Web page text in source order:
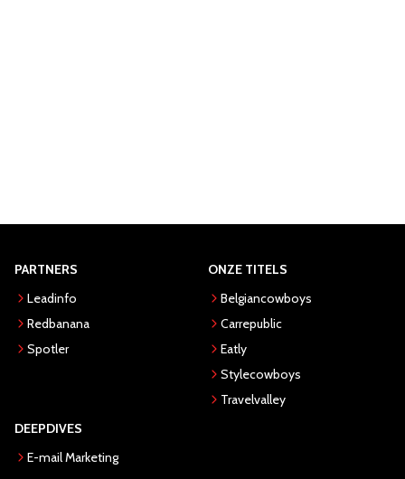
PARTNERS
Leadinfo
Redbanana
Spotler
ONZE TITELS
Belgiancowboys
Carrepublic
Eatly
Stylecowboys
Travelvalley
DEEPDIVES
E-mail Marketing